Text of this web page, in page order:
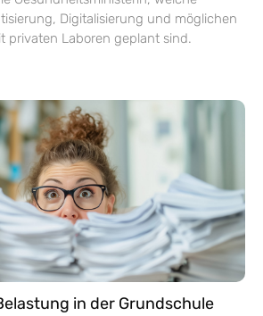
Digitalisierung und möglichen
privaten Laboren geplant sind.
in der Grundschule